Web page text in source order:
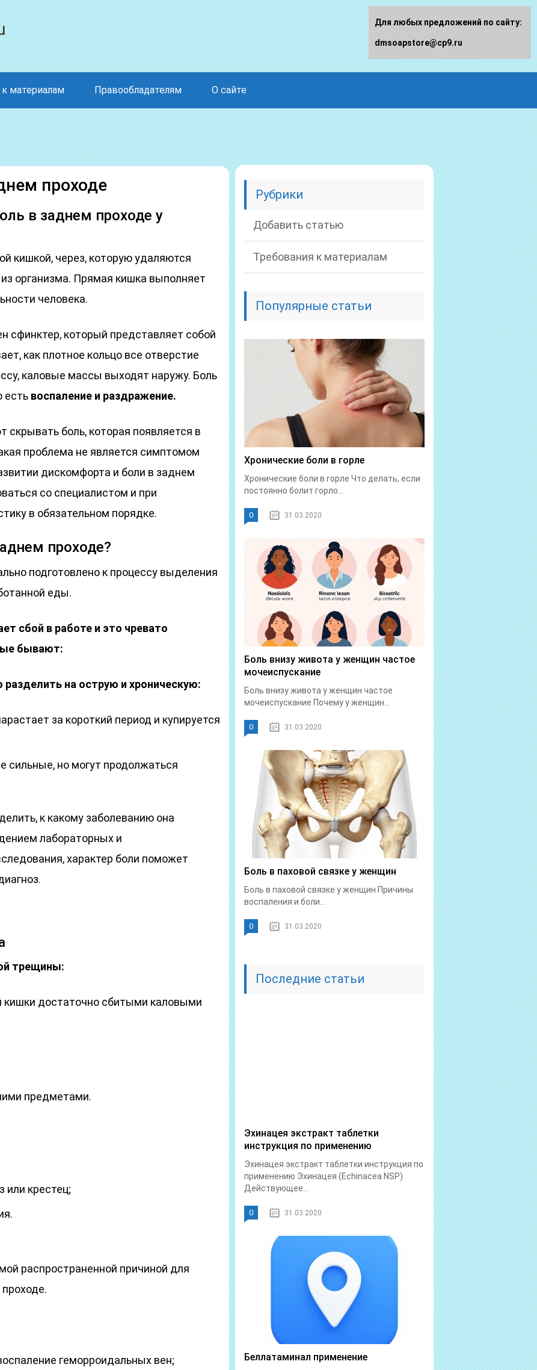
материалам Правообладателям О сайте
проходе
в заднем проходе у
кишкой, через, которую удаляются
организма. Прямая кишка выполняет
человека.
сфинктер, который представляет собой
как плотное кольцо все отверстие
каловые массы выходят наружу. Боль
есть воспаление и раздражение.
боль, которая появляется в
проблема не является симптомом
дискомфорта и боли в заднем
со специалистом и при
в обязательном порядке.
проходе?
подготовлено к процессу выделения
еды.
сбой в работе и это чревато
бывают:
на острую и хроническую:
за короткий период и купируется
сильные, но могут продолжаться
к какому заболеванию она
лабораторных и
характер боли поможет
трещины:
кишки достаточно сбитыми каловыми
предметами.
или крестец;
распространенной причиной для
геморроидальных вен;
Рубрики
Добавить статью
Требования к материалам
Популярные статьи
Хронические боли в горле
Хронические боли в горле Что делать, если
постоянно болит горло...
0 31.03.2020
Боль внизу живота у женщин частое
мочеиспускание
Боль внизу живота у женщин частое
мочеиспускание Почему у женщин...
0 31.03.2020
Боль в паховой связке у женщин
Боль в паховой связке у женщин Причины
воспаления и боли...
0 31.03.2020
Последние статьи
Эхинацея экстракт таблетки
инструкция по применению
Эхинацея экстракт таблетки инструкция по
применению Эхинацея (Echinacea NSP)
Действующее...
0 31.03.2020
Беллатаминал применение
Для любых предложений по сайту:
dmsoapstore@cp9.ru